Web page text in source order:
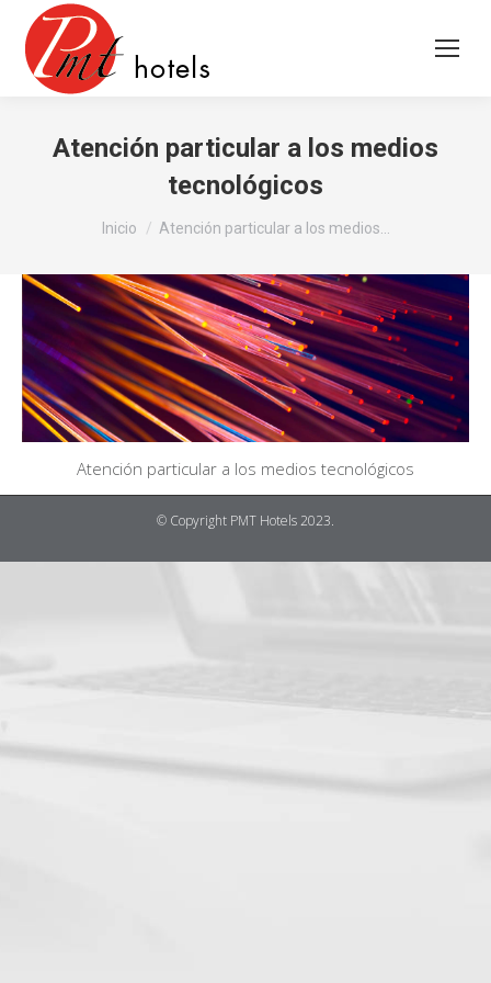
Atención particular a los medios
tecnológicos
Estás aquí:
Inicio Atención particular a los medios…
Atención particular a los medios tecnológicos
© Copyright PMT Hotels 2023.